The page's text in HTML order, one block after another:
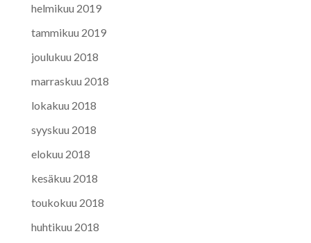
helmikuu 2019
tammikuu 2019
joulukuu 2018
marraskuu 2018
lokakuu 2018
syyskuu 2018
elokuu 2018
kesäkuu 2018
toukokuu 2018
huhtikuu 2018